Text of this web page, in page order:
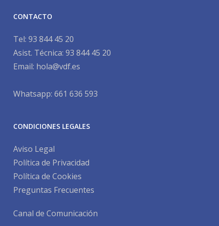
CONTACTO
Tel: 93 844 45 20
Asist. Técnica: 93 844 45 20
Email: hola@vdf.es
Whatsapp: 661 636 593
CONDICIONES LEGALES
Aviso Legal
Política de Privacidad
Política de Cookies
Preguntas Frecuentes
Canal de Comunicación